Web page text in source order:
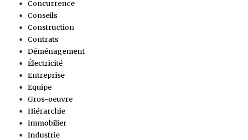
Concurrence
Conseils
Construction
Contrats
Déménagement
Électricité
Entreprise
Equipe
Gros-oeuvre
Hiérarchie
Immobilier
Industrie